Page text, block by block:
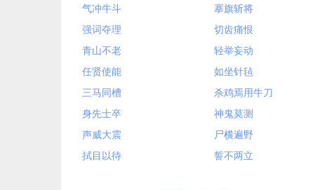
气冲牛斗
搴旗斩将
强词夺理
切齿痛恨
青山不老
轻举妄动
任贤使能
如坐针毡
三马同槽
杀鸡焉用牛刀
身先士卒
神鬼莫测
声威大震
尸横遍野
拭目以待
誓不两立